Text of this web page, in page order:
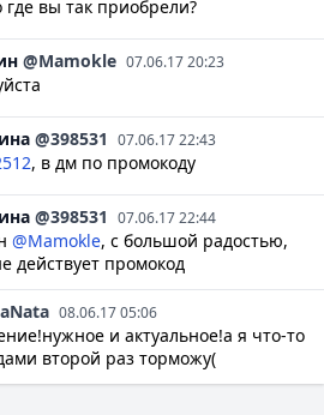
где вы так приобрели?
@Mamokle 07.06.17 20:23
@398531 07.06.17 22:43
, в дм по промокоду
@398531 07.06.17 22:44
@Mamokle, с большой радостью,
действует промокод
08.06.17 05:06
и актуальное!а я что-то
второй раз торможу(